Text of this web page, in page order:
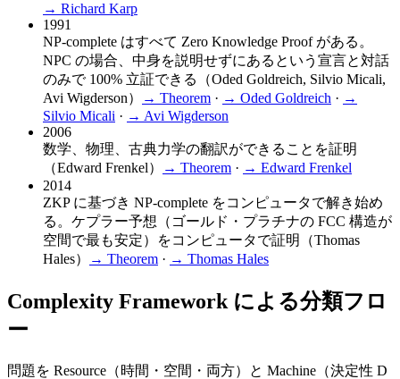
→ Richard Karp
1991
NP-complete はすべて Zero Knowledge Proof がある。
NPC の場合、中身を説明せずにあるという宣言と対話
のみで 100% 立証できる（Oded Goldreich, Silvio Micali,
Avi Wigderson）
→ Theorem · → Oded Goldreich · →
Silvio Micali · → Avi Wigderson
2006
数学、物理、古典力学の翻訳ができることを証明
（Edward Frenkel）
→ Theorem · → Edward Frenkel
2014
ZKP に基づき NP-complete をコンピュータで解き始め
る。ケプラー予想（ゴールド・プラチナの FCC 構造が
空間で最も安定）をコンピュータで証明（Thomas
Hales）
→ Theorem · → Thomas Hales
Complexity Framework による分類フロ
ー
問題を Resource（時間・空間・両方）と Machine（決定性 D